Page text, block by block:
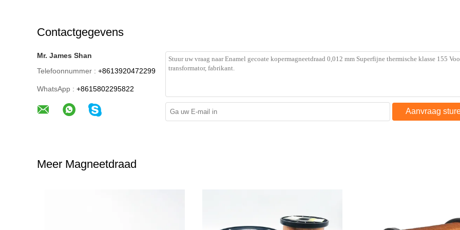
Contactgegevens
Mr. James Shan
Telefoonnummer : +8613920472299
WhatsApp : +8615802295822
Aanvraag
Meer Magneetdraad